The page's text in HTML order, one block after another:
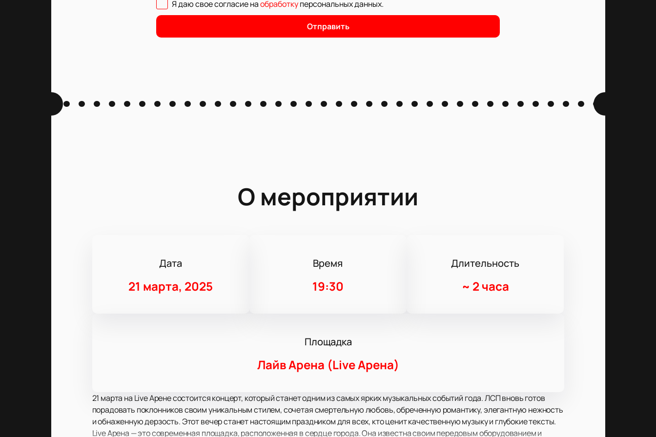
Я даю свое согласие наобработкуперсональных данных.
Отправить
О мероприятии
Дата
21 марта, 2025
Время
19:30
Длительность
~ 2 часа
Площадка
Лайв Арена (Live Арена)
21 марта на Live Арене состоится концерт, который станет одним из самых ярких музыкальных событий года. ЛСП вновь готов
порадовать поклонников своим уникальным стилем, сочетая смертельную любовь, обреченную романтику, элегантную нежность
и обнаженную дерзость. Этот вечер станет настоящим праздником для всех, кто ценит качественную музыку и глубокие тексты.
Live Арена — это современная площадка, расположенная в сердце города. Она известна своим передовым оборудованием и